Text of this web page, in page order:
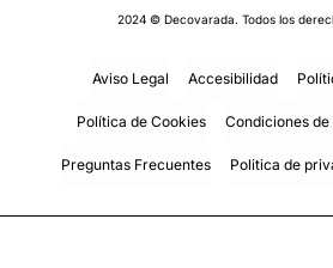
Aviso Legal Accesibilidad
Política de Cookies Condiciones
Preguntas Frecuentes Politica de
2024 © Decovarada. Todos los